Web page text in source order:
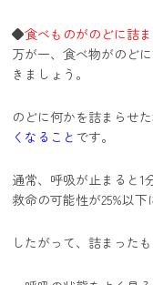
◆食べものがのどに詰
万が一、食べ物がのど
きましょう。
のどに何かを詰まらせ
くなること です。
通常、呼吸が止まると1
救命の可能性が25%以下
したがって、詰まった